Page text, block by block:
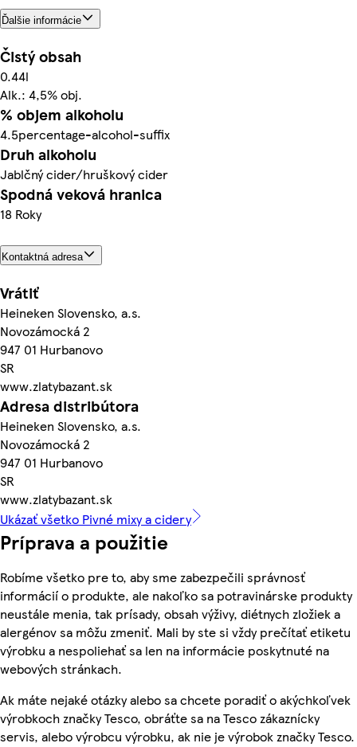
Ďalšie informácie
Čistý obsah
0.44l
Alk.: 4,5% obj.
% objem alkoholu
4.5percentage-alcohol-suffix
Druh alkoholu
Jablčný cider/hruškový cider
Spodná veková hranica
18 Roky
Kontaktná adresa
Vrátiť
Heineken Slovensko, a.s.
Novozámocká 2
947 01 Hurbanovo
SR
www.zlatybazant.sk
Adresa distribútora
Heineken Slovensko, a.s.
Novozámocká 2
947 01 Hurbanovo
SR
www.zlatybazant.sk
Ukázať všetko Pivné mixy a cidery
Príprava a použitie
Robíme všetko pre to, aby sme zabezpečili správnosť
informácií o produkte, ale nakoľko sa potravinárske produkty
neustále menia, tak prísady, obsah výživy, diétnych zložiek a
alergénov sa môžu zmeniť. Mali by ste si vždy prečítať etiketu
výrobku a nespoliehať sa len na informácie poskytnuté na
webových stránkach.
Ak máte nejaké otázky alebo sa chcete poradiť o akýchkoľvek
výrobkoch značky Tesco, obráťte sa na Tesco zákaznícky
servis, alebo výrobcu výrobku, ak nie je výrobok značky Tesco.